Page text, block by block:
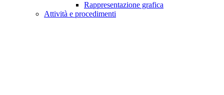
Rappresentazione grafica
Attività e procedimenti